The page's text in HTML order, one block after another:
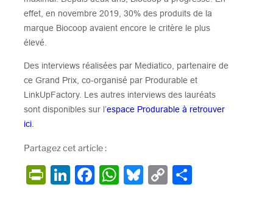
effet, en novembre 2019, 30% des produits de la
marque Biocoop avaient encore le critère le plus
élevé.
Des interviews réalisées par Mediatico, partenaire de
ce Grand Prix, co-organisé par Produrable et
LinkUpFactory. Les autres interviews des lauréats
sont disponibles sur l’espace Produrable à retrouver
ici
Partagez cet article :
P
Li F
W Bl C